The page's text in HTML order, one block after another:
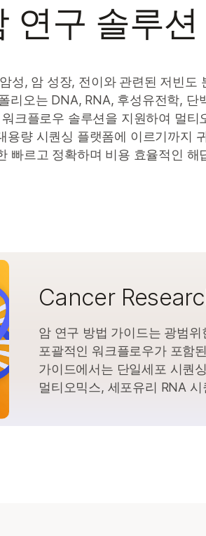
연구 솔루션
성, 암 성장, 전이와 관련된 저빈도
리오는 DNA, RNA, 후성유전학,
크플로우 솔루션을 지원하여 멀
용량 시퀀싱 플랫폼에 이르기까지
빠르고 정확하며 비용 효율적인 해
Cancer
암 연구 방법 가이드는 광범
포괄적인 워크플로우가 포함
가이드에서는 단일세포 시퀀
멀티오믹스, 세포유리 RNA